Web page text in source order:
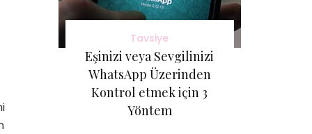
Tavsiye
Eşinizi veya Sevgilinizi
WhatsApp Üzerinden
Kontrol etmek için 3
Yöntem